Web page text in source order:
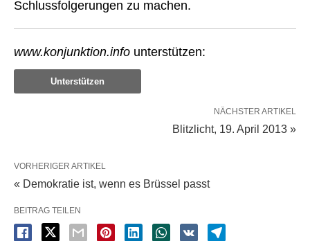
Schlussfolgerungen zu machen.
www.konjunktion.info unterstützen:
Unterstützen
NÄCHSTER ARTIKEL
Blitzlicht, 19. April 2013 »
VORHERIGER ARTIKEL
« Demokratie ist, wenn es Brüssel passt
BEITRAG TEILEN